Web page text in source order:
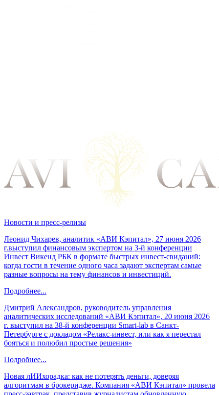
Новости и пресс-релизы
Леонид Чихарев, аналитик «АВИ Кэпитал», 27 июня 2026
г.выступил финансовым экспертом на 3-й конференции
Инвест Викенд РБК в формате быстрых инвест-свиданий:
когда гости в течение одного часа задают экспертам самые
разные вопросы на тему финансов и инвестиций.
Подробнее...
Дмитрий Александров, руководитель управления
аналитических исследований «АВИ Кэпитал», 20 июня 2026
г. выступил на 38-й конференции Smart-lab в Санкт-
Петербурге с докладом «Релакс-инвест, или как я перестал
бояться и полюбил простые решения»
Подробнее...
Новая лИИхорадка: как не потерять деньги, доверяя
алгоритмам в брокеридже. Компания «АВИ Кэпитал» провела